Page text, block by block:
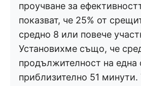
проучване за
показват, че 25% от
средно 8 или повече
Установихме също, че
продължителност на една
приблизително 51 минути.